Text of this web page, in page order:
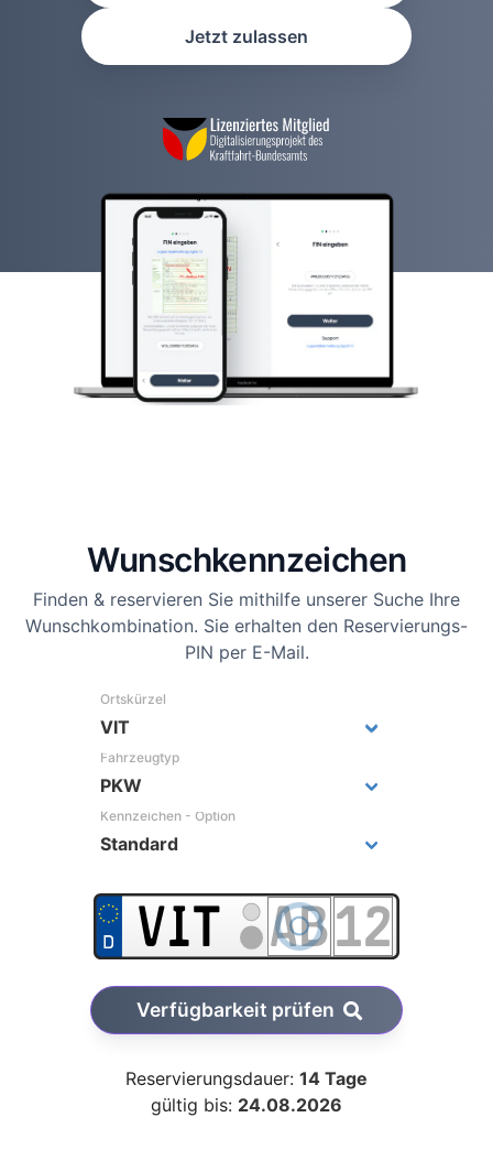
Jetzt zulassen
Wunsch­kennzeichen
Finden & reservieren Sie mithilfe unserer Suche Ihre
Wunschkombination. Sie erhalten den Reservierungs-
PIN per E-Mail.
Ortskürzel
Fahrzeugtyp
Kennzeichen - Option
Verfügbarkeit prüfen
Reservierungsdauer: 14 Tage
gültig bis: 24.08.2026